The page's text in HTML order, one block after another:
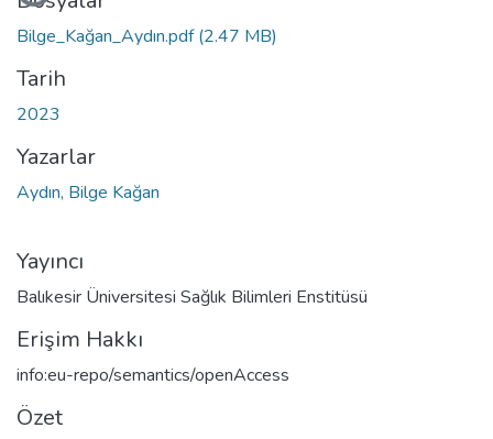
Bilge_Kağan_Aydın.pdf(2.47 MB)
Tarih
2023
Yazarlar
Aydın, Bilge Kağan
Yayıncı
Balıkesir Üniversitesi Sağlık Bilimleri Enstitüsü
Erişim Hakkı
info:eu-repo/semantics/openAccess
Özet